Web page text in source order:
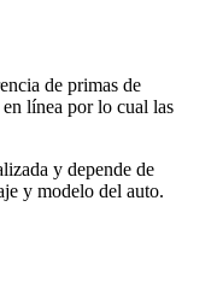
de primas de
línea por lo cual las
y depende de
y modelo del auto.